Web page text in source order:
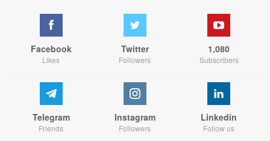
Facebook
Likes
Twitter
Followers
1,080
Subscribers
Telegram
Friends
Instagram
Followers
Linkedin
Follow us